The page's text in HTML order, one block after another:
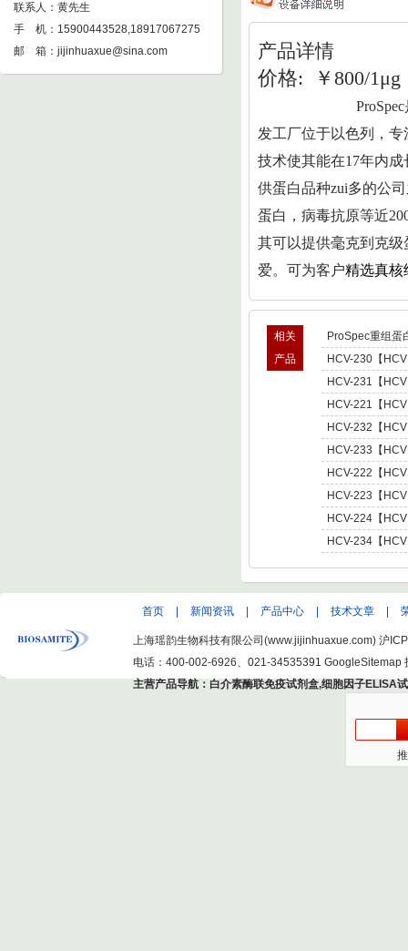
联系人：黄先生
手 机：15900443528,18917067275
邮 箱： jijinhuaxue@sina.com 产品详情
价格: ￥800/
ProSpec
发工厂位于以色列，
技术使其能在17年内
供蛋白品种zui多的公
蛋白，病毒抗原等近
其可以提供毫克到克
爱。可为客户精选真核
相关
产品
ProSpec重组蛋
HCV-230【
型肝炎病毒
Hepatitis C
HCV-231【
型肝炎病毒
Hepatitis C
HCV-221【
肝炎病毒NS5,
C Virus NS5
HCV-232【
型肝炎病毒
Hepatitis C
HCV-233【
型肝炎病毒
Hepatitis C
HCV-222【
肝炎病毒NS5,
C Virus NS5
HCV-223【
肝炎病毒NS5,
C Virus NS5
HCV-224【
肝炎病毒NS5,
HCV-234【
Hepatitis C Virus
首页 新闻资讯 产品中心 技术文章
上海瑶韵生物科技有限公司(www.jijinhuaxue.com) 沪
电话：400-002-6926、021-34535391 GoogleSitemap
主营产品导航： 白介素酶联免疫试剂盒,细胞因子ELISA